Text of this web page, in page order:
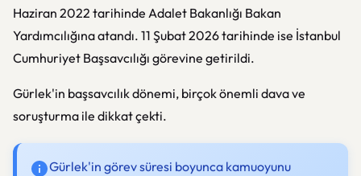
Haziran 2022 tarihinde Adalet Bakanlığı Bakan
Yardımcılığına atandı. 11 Şubat 2026 tarihinde ise İstanbul
Cumhuriyet Başsavcılığı görevine getirildi.
Gürlek'in başsavcılık dönemi, birçok önemli dava ve
soruşturma ile dikkat çekti.
Gürlek'in görev süresi boyunca kamuoyunu